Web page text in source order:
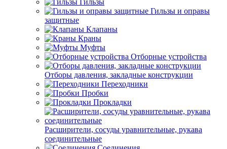
Гильзы
Гильзы и оправы
защитные
Клапаны
Краны
Муфты
Отборные устройства
Отборы давления, закладные конструкции
Переходники
Пробки
Прокладки
Расширители, сосуды уравнительные, рукава
соединительные